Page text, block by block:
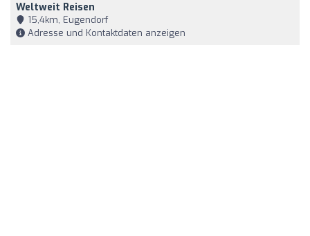
Weltweit Reisen
15,4km, Eugendorf
Adresse und Kontaktdaten anzeigen